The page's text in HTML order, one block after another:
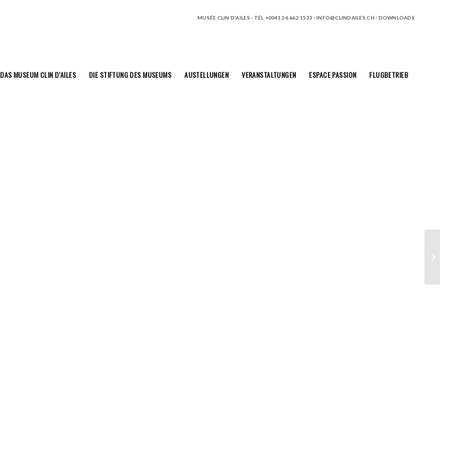
MUSÉE CLIN D'AILES · TÉL +0041 26 662 1533 · INFO@CLINDAILES.CH · DOWNLOADS
DAS MUSEUM CLIN D’AILES DIE STIFTUNG DES MUSEUMS AUSTELLUNGEN VERANSTALTUNGEN ESPACE PASSION FLUGBETRIEB